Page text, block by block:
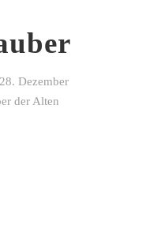
Dezember
der Alten